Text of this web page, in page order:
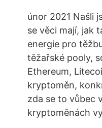
únor 2021 Našli
se věci mají, jak
energie pro
těžařské pooly,
Ethereum,
kryptoměn,
zda se to vůbec
kryptoměnách